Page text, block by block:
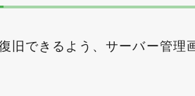
旧できるよう、サーバー管理